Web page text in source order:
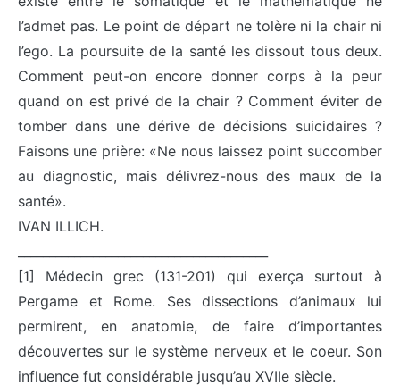
l’admet pas. Le point de départ ne tolère ni la chair ni
l’ego. La poursuite de la santé les dissout tous deux.
Comment peut-on encore donner corps à la peur
quand on est privé de la chair ? Comment éviter de
tomber dans une dérive de décisions suicidaires ?
Faisons une prière: «Ne nous laissez point succomber
au diagnostic, mais délivrez-nous des maux de la
santé».
IVAN ILLICH.
[1] Médecin grec (131-201) qui exerça surtout à
Pergame et Rome. Ses dissections d’animaux lui
permirent, en anatomie, de faire d’importantes
découvertes sur le système nerveux et le coeur. Son
influence fut considérable jusqu’au XVIIe siècle.